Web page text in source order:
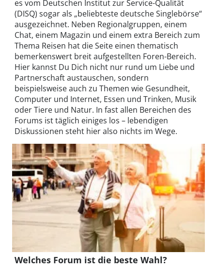
es vom Deutschen Institut zur Service-Qualität
(DISQ) sogar als „beliebteste deutsche Singlebörse“
ausgezeichnet. Neben Regionalgruppen, einem
Chat, einem Magazin und einem extra Bereich zum
Thema Reisen hat die Seite einen thematisch
bemerkenswert breit aufgestellten Foren-Bereich.
Hier kannst Du Dich nicht nur rund um Liebe und
Partnerschaft austauschen, sondern
beispielsweise auch zu Themen wie Gesundheit,
Computer und Internet, Essen und Trinken, Musik
oder Tiere und Natur. In fast allen Bereichen des
Forums ist täglich einiges los – lebendigen
Diskussionen steht hier also nichts im Wege.
Welches Forum ist die beste Wahl?